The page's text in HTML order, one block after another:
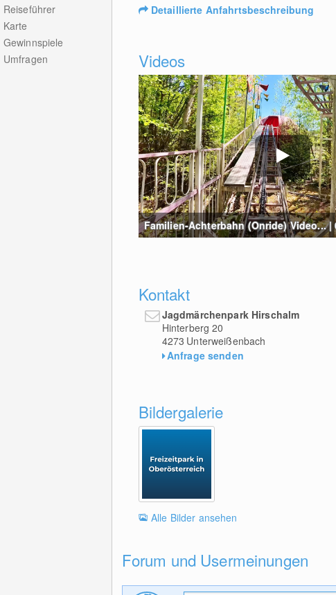
Reiseführer
Karte
Gewinnspiele
Umfragen
Detaillierte Anfahrtsbeschreibung
Videos
Familien-Achterbahn (Onride) Video... |
Kontakt
Jagdmärchenpark Hirschalm
Hinterberg 20
4273 Unterweißenbach
Anfrage senden
Bildergalerie
Alle Bilder ansehen
Forum und Usermeinungen